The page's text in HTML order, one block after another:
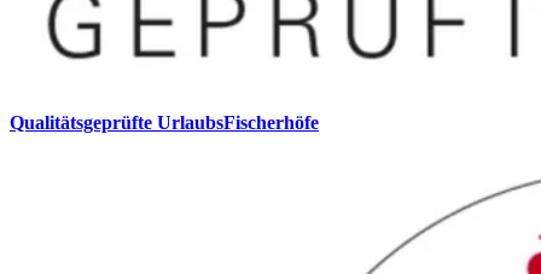
Qualitätsgeprüfte UrlaubsFischerhöfe